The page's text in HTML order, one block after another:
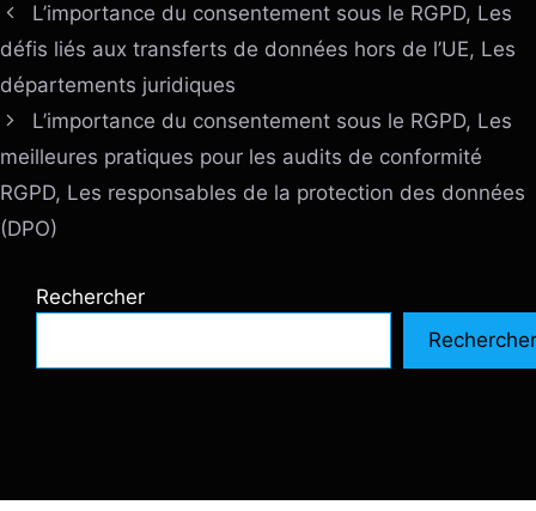
L’importance du consentement sous le RGPD, Les
défis liés aux transferts de données hors de l’UE, Les
départements juridiques
L’importance du consentement sous le RGPD, Les
meilleures pratiques pour les audits de conformité
RGPD, Les responsables de la protection des données
(DPO)
Rechercher
Rechercher